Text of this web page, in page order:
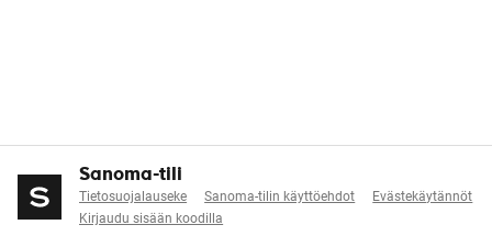
Sanoma-tili
Tietosuojalauseke Sanoma-tilin käyttöehdot
Evästekäytännöt
Kirjaudu sisään koodilla